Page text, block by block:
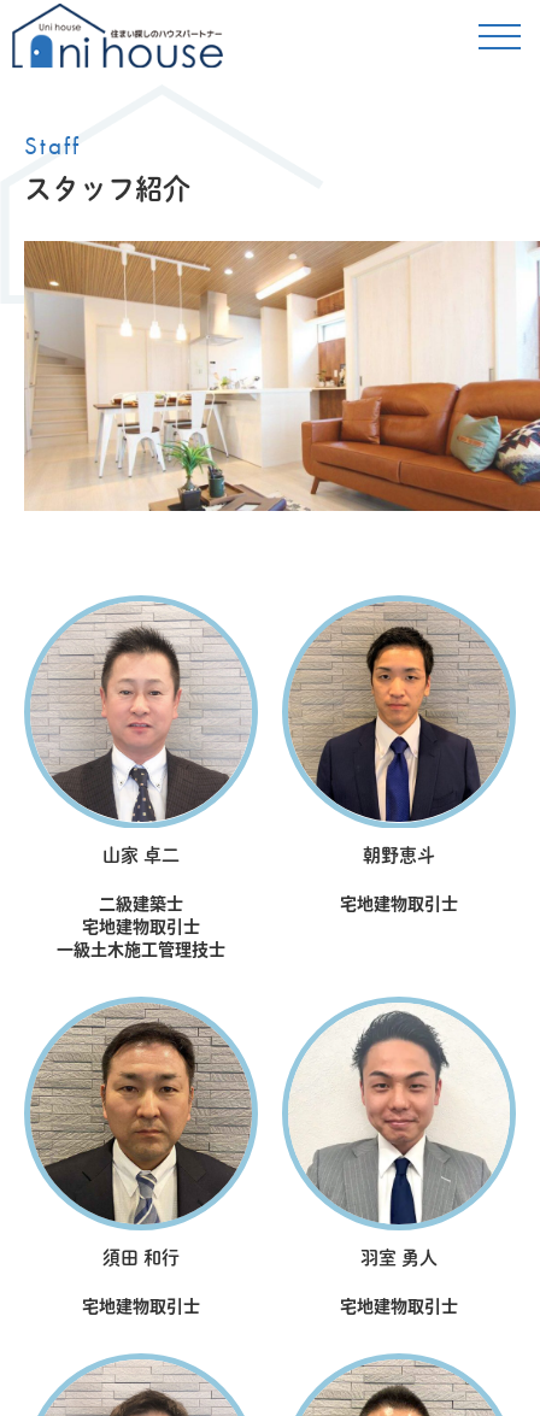
Staff
スタッフ紹介
山家 卓二
二級建築士
宅地建物取引士
一級土木施工管理技士
朝野恵斗
宅地建物取引士
須田 和行
宅地建物取引士
羽室 勇人
宅地建物取引士